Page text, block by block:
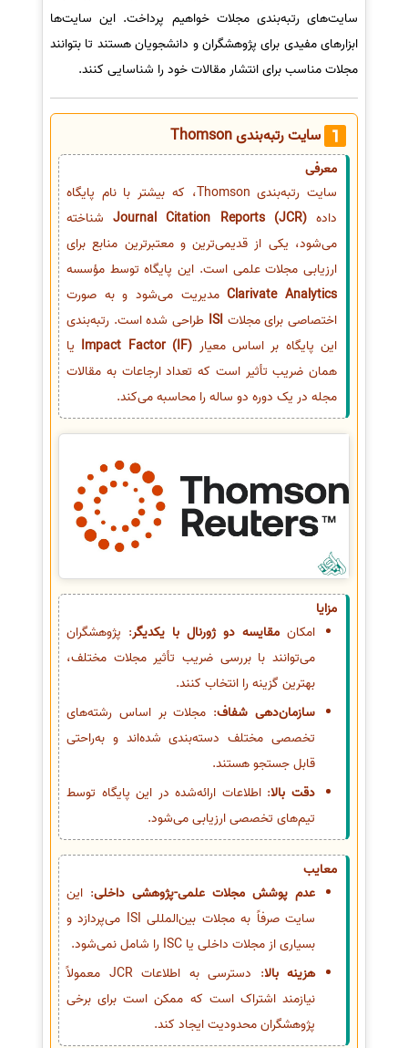
سایت‌های رتبه‌بندی مجلات خواهیم پرداخت. این سایت‌ها
ابزارهای مفیدی برای پژوهشگران و دانشجویان هستند تا بتوانند
مجلات مناسب برای انتشار مقالات خود را شناسایی کنند.
سایت رتبه‌بندی Thomson
معرفی
سایت رتبه‌بندی Thomson، که بیشتر با نام پایگاه
دادهJournal Citation Reports (JCR)شناخته
می‌شود، یکی از قدیمی‌ترین و معتبرترین منابع برای
ارزیابی مجلات علمی است. این پایگاه توسط مؤسسه
Clarivate Analyticsمدیریت می‌شود و به صورت
اختصاصی برای مجلاتISI طراحی شده است. رتبه‌بندی
این پایگاه بر اساس معیار Impact Factor (IF) یا
همان ضریب تأثیر است که تعداد ارجاعات به مقالات
مجله در یک دوره دو ساله را محاسبه می‌کند.
مزایا
امکان مقایسه دو ژورنال با یکدیگر: پژوهشگران
می‌توانند با بررسی ضریب تأثیر مجلات مختلف،
بهترین گزینه را انتخاب کنند.
سازمان‌دهی شفاف: مجلات بر اساس رشته‌های
تخصصی مختلف دسته‌بندی شده‌اند و به‌راحتی
قابل جستجو هستند.
دقت بالا: اطلاعات ارائه‌شده در این پایگاه توسط
تیم‌های تخصصی ارزیابی می‌شود.
معایب
عدم پوشش مجلات علمی-پژوهشی داخلی: این
سایت صرفاً به مجلات بین‌المللی ISI می‌پردازد و
بسیاری از مجلات داخلی یا ISC را شامل نمی‌شود.
هزینه بالا
: دسترسی به اطلاعات JCR معمولاً
نیازمند اشتراک است که ممکن است برای برخی
پژوهشگران محدودیت ایجاد کند.